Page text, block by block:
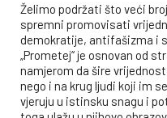
Želimo podržati što veći
spremni promovisati
demokratije, antifašizma i
„Prometej“ je osnovan od
namjerom da šire
nego i na krug ljudi koji im
vjeruju u istinsku snagu i